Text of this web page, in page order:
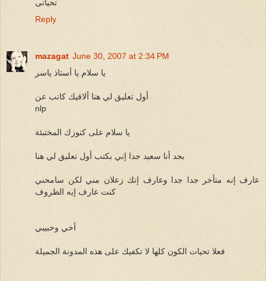
تحياتى
Reply
mazagat June 30, 2007 at 2:34 PM
يا سلام يا أستاذ ياسر
أول تعليق لي هنا ألاقيك كاتب عن
nlp
يا سلام على كنوزك المختبئة
بجد أنا سعيد جدا إني بكتب أول تعليق لي هنا
عارف إنه متأخر جدا جدا وعارف إنك زعلان مني لكن سامحني
كنت عارف إيه الظروف
أخي وحبيبي
فعلا تحيات الكون كلها لا تكفيك على هذه المدونة الجميلة